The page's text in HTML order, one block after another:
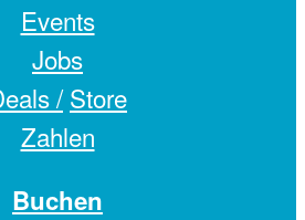
Events
Jobs
/ Store
Zahlen
Buchen